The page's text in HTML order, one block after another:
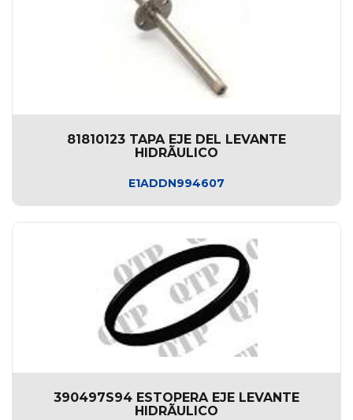
81810123 TAPA EJE DEL LEVANTE
HIDRÃULICO
E1ADDN994607
390497S94 ESTOPERA EJE LEVANTE
HIDRÃULICO